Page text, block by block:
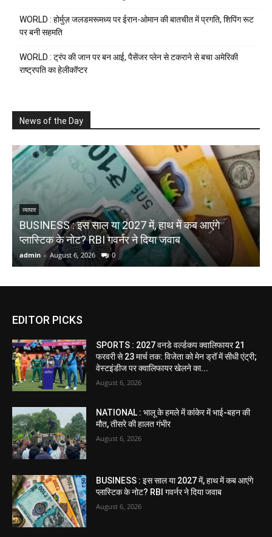
WORLD : होर्मुज़ जलडमरूमध्य पर ईरान-ओमान की बातचीत में प्रगति, शिपिंग रूट
पर बनी सहमति
WORLD : ट्रंप की जान पर बन आई, पैसेंजर प्लेन से टकराने से बचा अमेरिकी
राष्ट्रपति का हेलीकॉप्टर
News of the Day
व्यापार
BUSINESS : इस साल या 2027 में, हाथ में कब आएंगे
प्लास्टिक के नोट? RBI गवर्नर ने दिया जवाब
admin - August 6, 2026 0
EDITOR PICKS
SPORTS : 2027 वनडे वर्ल्डकप क्वालिफायर 21
फरवरी से 23 मार्च तक: विजेता को मेन ड्रॉ में सीधी एंट्री;
वेस्टइंडीज पर क्वालिफायर खेलने का...
August 6, 2026
NATIONAL : भालू के हमले में कांकेर में भाई-बहन की
मौत, तीसरे की हालत गंभीर
August 6, 2026
BUSINESS : इस साल या 2027 में, हाथ में कब आएंगे
प्लास्टिक के नोट? RBI गवर्नर ने दिया जवाब
August 6, 2026